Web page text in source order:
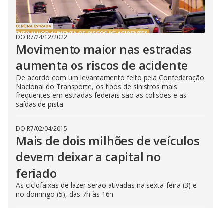
DO R7/24/12/2022
Movimento maior nas estradas
aumenta os riscos de acidente
De acordo com um levantamento feito pela Confederação
Nacional do Transporte, os tipos de sinistros mais
frequentes em estradas federais são as colisões e as
saídas de pista
DO R7/02/04/2015
Mais de dois milhões de veículos
devem deixar a capital no
feriado
As ciclofaixas de lazer serão ativadas na sexta-feira (3) e
no domingo (5), das 7h às 16h